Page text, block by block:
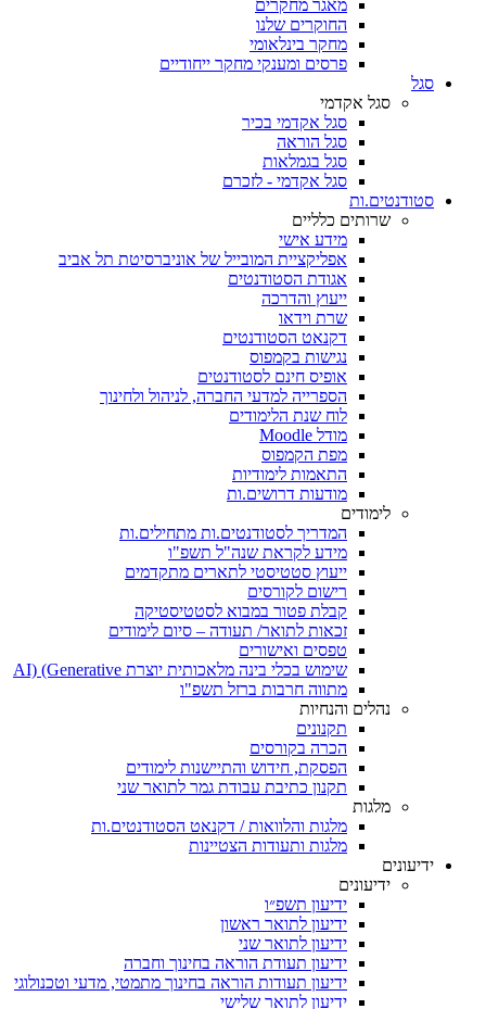
מאגר מחקרים
החוקרים שלנו
מחקר בינלאומי
פרסים ומענקי מחקר ייחודיים
סגל
סגל אקדמי
סגל אקדמי בכיר
סגל הוראה
סגל בגמלאות
סגל אקדמי - לזכרם
סטודנטים.ות
שרותים כלליים
מידע אישי
אפליקציית המובייל של אוניברסיטת תל אביב
אגודת הסטודנטים
ייעוץ והדרכה
שרת וידאו
דקנאט הסטודנטים
נגישות בקמפוס
אופיס חינם לסטודנטים
הספרייה למדעי החברה, לניהול ולחינוך
לוח שנת הלימודים
מודל Moodle
מפת הקמפוס
התאמות לימודיות
מודעות דרושים.ות
לימודים
המדריך לסטודנטים.ות מתחילים.ות
מידע לקראת שנה"ל תשפ"ו
ייעוץ סטטיסטי לתארים מתקדמים
רישום לקורסים
קבלת פטור במבוא לסטטיסטיקה
זכאות לתואר/ תעודה – סיום לימודים
טפסים ואישורים
שימוש בכלי בינה מלאכותית יוצרת AI) (Generative
מתווה חרבות ברזל תשפ"ו
נהלים והנחיות
תקנונים
הכרה בקורסים
הפסקת, חידוש והתיישנות לימודים
תקנון כתיבת עבודת גמר לתואר שני
מלגות
מלגות והלוואות / דקנאט הסטודנטים.ות
מלגות ותעודות הצטיינות
ידיעונים
ידיעונים
ידיעון תשפ״ו
ידיעון לתואר ראשון
ידיעון לתואר שני
ידיעון תעודת הוראה בחינוך וחברה
ידיעון תעודות הוראה בחינוך מתמטי, מדעי וטכנולוגי
ידיעון לתואר שלישי